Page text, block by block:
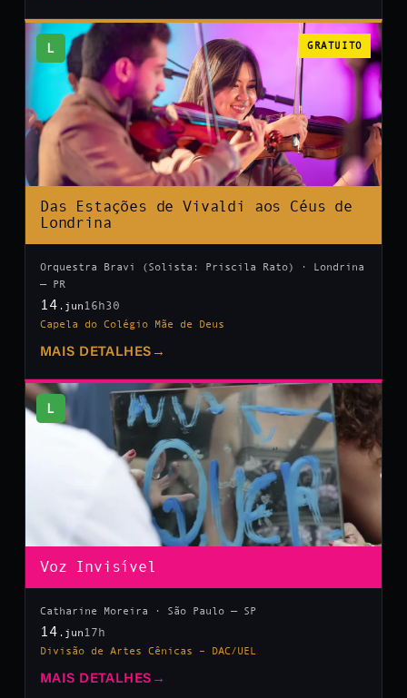
L GRATUITO
Das Estações de Vivaldi aos Céus de
Londrina
Orquestra Bravi (Solista: Priscila Rato) · Londrina
— PR
14 .jun 16h30
Capela do Colégio Mãe de Deus
MAIS DETALHES →
L
Voz Invisível
Catharine Moreira · São Paulo — SP
14 .jun 17h
Divisão de Artes Cênicas – DAC/UEL
MAIS DETALHES →